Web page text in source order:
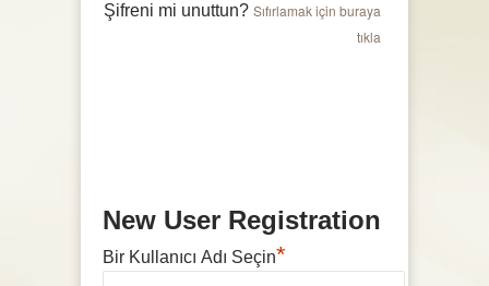
Şifreni mi unuttun? Sıfırlamak için buraya
tıkla
New User Registration
Bir Kullanıcı Adı Seçin*